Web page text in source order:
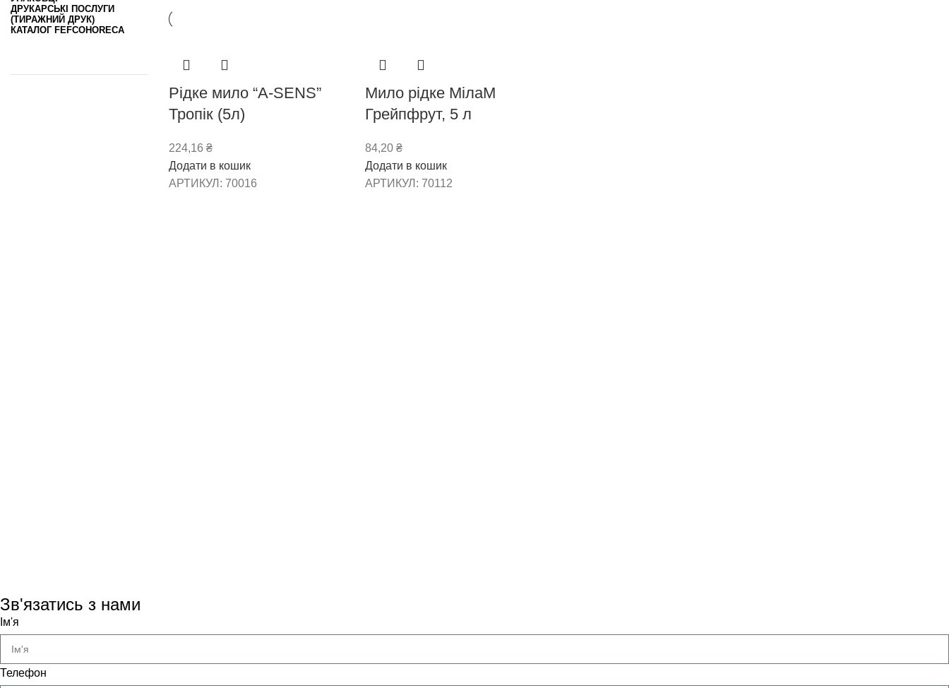
ДРУКАРСЬКІ ПОСЛУГИ
(ТИРАЖНИЙ ДРУК)
КАТАЛОГ FEFCOHORECA
Рідке мило “A-SENS”
Тропік (5л)
224,16 ₴
Додати в кошик
АРТИКУЛ: 70016
Мило рідке МілаМ
Грейпфрут, 5 л
84,20 ₴
Додати в кошик
АРТИКУЛ: 70112
Зв'язатись з нами
Ім'я
Телефон